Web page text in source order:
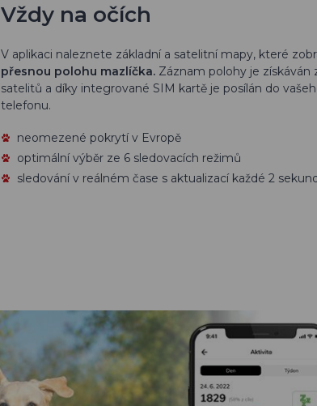
Vždy na očích
V aplikaci naleznete základní a satelitní mapy, které
přesnou polohu mazlíčka.Záznam polohy je získáván
satelitů a díky integrované SIM kartě je posílán do
telefonu.
neomezené pokrytí v Evropě
optimální výběr ze 6 sledovacích režimů
sledování v reálném čase s aktualizací každé 2